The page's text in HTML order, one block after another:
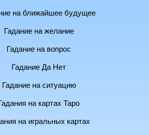
на ближайшее будущее
Гадание на желание
Гадание на вопрос
Гадание Да Нет
Гадание на ситуацию
на картах Таро
на игральных картах